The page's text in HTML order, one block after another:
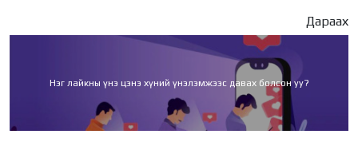
Дараах
Нэг лайкны үнэ цэнэ хүний үнэлэмжээс давах болсон уу?